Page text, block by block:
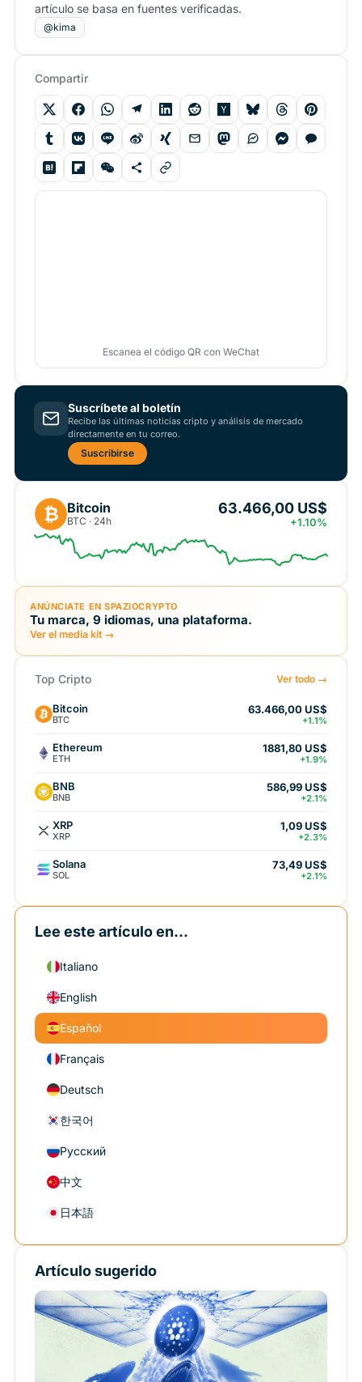
artículo se basa en fuentes verificadas.
@kima
Compartir
Escanea el código QR con WeChat
Suscríbete al boletín
Recibe las últimas noticias cripto y análisis de mercado
directamente en tu correo.
Suscribirse
₿ Bitcoin
BTC · 24h
63.466,00 US$
+1.10%
ANÚNCIATE EN SPAZIOCRYPTO
Tu marca, 9 idiomas, una plataforma.
Ver el media kit →
Top Cripto Ver todo →
Bitcoin
BTC
63.466,00 US$
+1.1%
Ethereum
ETH
1881,80 US$
+1.9%
BNB
BNB
586,99 US$
+2.1%
XRP
XRP
1,09 US$
+2.3%
Solana
SOL
73,49 US$
+2.1%
Lee este artículo en...
Italiano
English
Español
Français
Deutsch
한국어
Русский
中文
日本語
Artículo sugerido